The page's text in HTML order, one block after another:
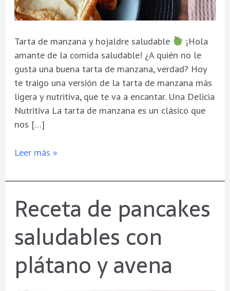
Tarta de manzana y hojaldre saludable
¡Hola
amante de la comida saludable! ¿A quién no le
gusta una buena tarta de manzana, verdad? Hoy
te traigo una versión de la tarta de manzana más
ligera y nutritiva, que te va a encantar. Una Delicia
Nutritiva La tarta de manzana es un clásico que
nos […]
Leer más »
Receta de pancakes
saludables con
plátano y avena
Receta
de
pancakes
saludables
plátano